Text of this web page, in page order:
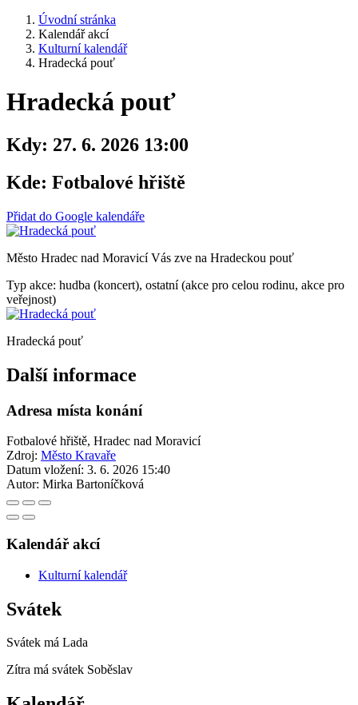
Úvodní stránka
Kalendář akcí
Kulturní kalendář
Hradecká pouť
Hradecká pouť
Kdy: 27. 6. 2026 13:00
Kde: Fotbalové hřiště
Přidat do Google kalendáře
Město Hradec nad Moravicí Vás zve na Hradeckou pouť
Typ akce: hudba (koncert), ostatní (akce pro celou rodinu, akce pro
veřejnost)
Hradecká pouť
Další informace
Adresa místa konání
Fotbalové hřiště, Hradec nad Moravicí
Zdroj: Město Kravaře
Datum vložení: 3. 6. 2026 15:40
Autor: Mirka Bartoníčková
Kalendář akcí
Kulturní kalendář
Svátek
Svátek má Lada
Zítra má svátek Soběslav